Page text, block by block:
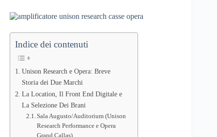
Indice dei contenuti
Unison Research e Opera: Breve
Storia dei Due Marchi
La Location, Il Front End Digitale e
La Selezione Dei Brani
Sala Augusto/Auditorium (Unison
Research Performance e Opera
Grand Callas)